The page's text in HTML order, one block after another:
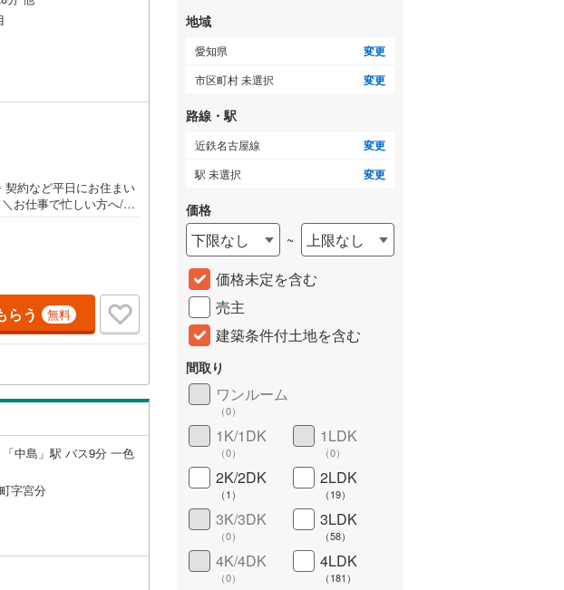
約など平日にお住まい
お仕事で忙しい方へ/午
も気になる物件がある
名古屋市全域や、その
売 久屋大通営業所】
屋大通」駅7A出口か
時間 10:00～19:00（定
ます。ぜひお気軽にご
学する（無料）」ボタ
らう 無料
中島」駅 バス9分 一色
字宮分
存
す
る
地域
愛知県 変更
市区町村 未選択 変更
路線・駅
近鉄名古屋線 変更
駅 未選択 変更
価格
下限なし ~
上限なし
価格未定を含む
売主
建築条件付土地を含む
間取り
ワンルーム
（0）
1K/1DK
（0）
1LDK
（0）
2K/2DK
（1 ）
2LDK
（19）
3K/3DK
（0）
3LDK
（58）
4K/4DK
（0）
4LDK
（181 ）
7）